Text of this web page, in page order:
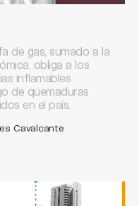
de gas, sumado a la
obliga a los
inflamables
de quemaduras
en el país.
Cavalcante